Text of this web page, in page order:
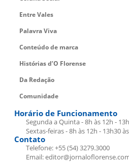
Entre Vales
Palavra Viva
Conteúdo de marca
Histórias d’O Florense
Da Redação
Comunidade
Horário de Funcionamento
Segunda a Quinta - 8h às 12h -
Sextas-feiras - 8h às 12h - 13h30
Contato
Telefone: +55 (54) 3279.3000
Email: